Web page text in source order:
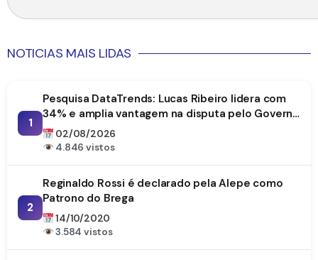
NOTICIAS MAIS LIDAS
1
Pesquisa DataTrends: Lucas Ribeiro lidera com
34% e amplia vantagem na disputa pelo Governo
da Paraíba
02/08/2026
4.846 vistos
2
Reginaldo Rossi é declarado pela Alepe como
Patrono do Brega
14/10/2020
3.584 vistos